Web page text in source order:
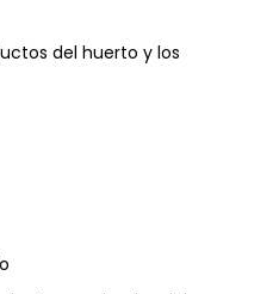
del huerto y los